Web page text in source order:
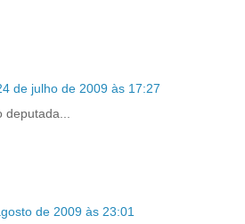
de julho de 2009 às 17:27
de 2009 às 23:01